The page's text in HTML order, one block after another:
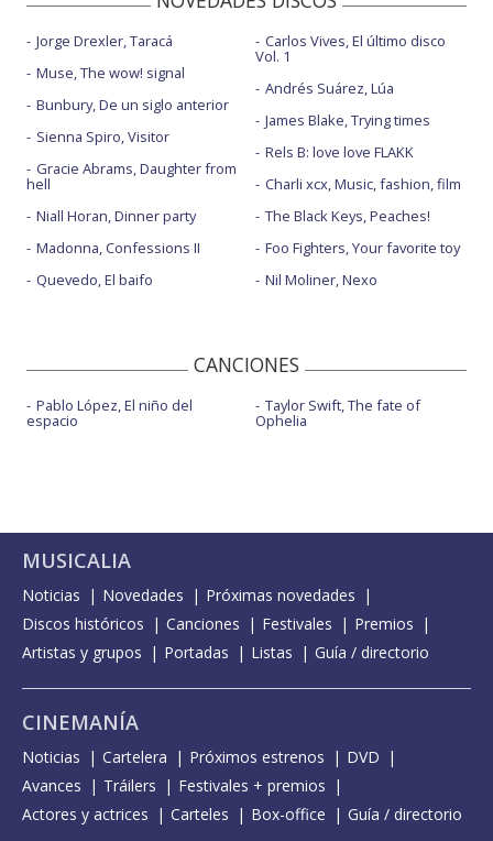
Jorge Drexler, Taracá
Muse, The wow! signal
Bunbury, De un siglo anterior
Sienna Spiro, Visitor
Gracie Abrams, Daughter from
hell
Niall Horan, Dinner party
Madonna, Confessions II
Quevedo, El baifo
Carlos Vives, El último disco
Vol. 1
Andrés Suárez, Lúa
James Blake, Trying times
Rels B: love love FLAKK
Charli xcx, Music, fashion, film
The Black Keys, Peaches!
Foo Fighters, Your favorite toy
Nil Moliner, Nexo
CANCIONES
Pablo López, El niño del
espacio
Taylor Swift, The fate of
Ophelia
MUSICALIA
Noticias Novedades
Próximas novedades
Discos históricos
Canciones Festivales
Premios
Artistas y grupos
Portadas Listas Guía / directorio
CINEMANÍA
Noticias Cartelera Próximos estrenos
DVD
Avances
Tráilers
Festivales + premios
Actores y actrices
Carteles Box-office Guía / directorio